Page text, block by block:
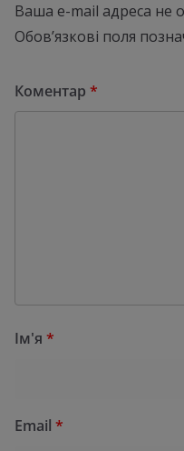
Ваша e-mail адреса не
Обов’язкові поля
Коментар *
Ім'я *
Email *